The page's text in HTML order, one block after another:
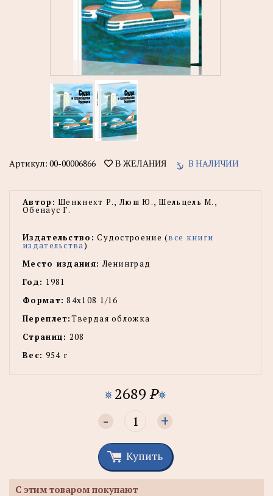
Артикул: 00-00006866 В ЖЕЛАНИЯ В НАЛИЧИИ
Автор: Шенкнехт Р., Люш Ю., Шельцель М.,
Обенаус Г.
Издательство: Судостроение (все книги
издательства)
Место издания: Ленинград
Год: 1981
Формат: 84х108 1/16
Переплет:Твердая обложка
Страниц: 208
Вес: 954 г
2689 P
- +
Купить
С этим товаром покупают